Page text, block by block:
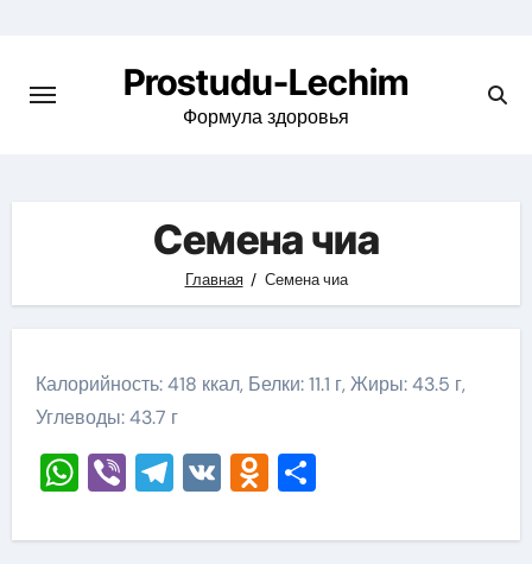
содержимому
Prostudu-Lechim
Формула здоровья
Семена чиа
Главная Семена чиа
Калорийность: 418 ккал, Белки: 11.1 г, Жиры: 43.5 г,
Углеводы: 43.7 г
WhatsApp
ViberTelegram
VKOdnoklassniki
Отправить